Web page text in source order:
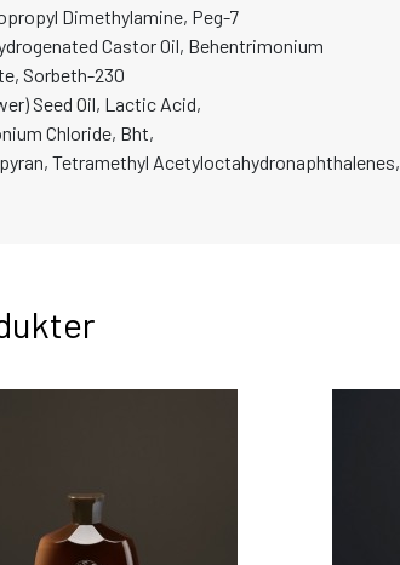
Dimethylamine, Peg-7
Castor Oil, Behentrimonium
Sorbeth-230
Seed Oil, Lactic Acid,
Chloride, Bht,
Tetramethyl Acetyloctahydronaphthalenes,